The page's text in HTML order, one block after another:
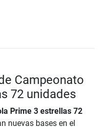
Campeonato
72 unidades
Prime 3 estrellas 72
nuevas bases en el